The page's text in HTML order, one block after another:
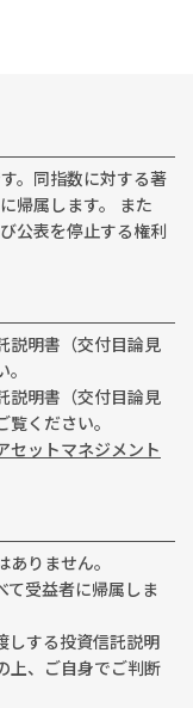
。同指数に対する著
帰属します。 また
公表を停止する権利
説明書（交付目論見
説明書（交付目論見
ください。
セットマネジメント
りません。
て受益者に帰属しま
しする投資信託説明
上、ご自身でご判断